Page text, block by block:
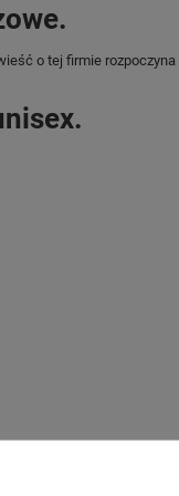
o tej firmie